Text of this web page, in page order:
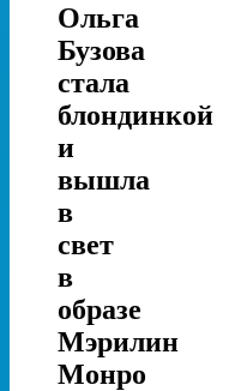
Ольга
Бузова
стала
блондинкой
и
вышла
в
свет
в
образе
Мэрилин
Монро